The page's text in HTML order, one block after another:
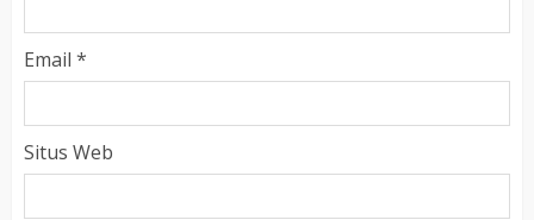
Email *
Situs Web